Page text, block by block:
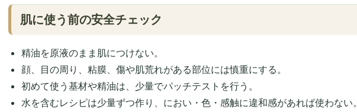
肌に使う前の安全チェック
精油を原液のまま肌につけない。
顔、目の周り、粘膜、傷や肌荒れがある部位には慎重にする。
初めて使う基材や精油は、少量でパッチテストを行う。
水を含むレシピは少量ずつ作り、におい・色・感触に違和感があれば使わない。